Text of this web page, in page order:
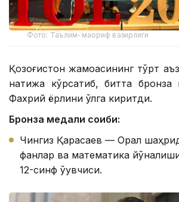
Фото: Таълим-маориф вазирлиги
Қозоғистон жамоасининг тўрт
натижа кўрсатиб, битта
Фахрий ёрлиқни қўлга киритди.
Бронза медали соҳиби:
Чингиз Қарасаев — Орал
фанлар ва математика
12-синф ўқувчиси.